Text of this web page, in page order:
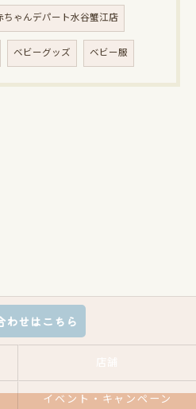
ちゃんデパート水谷蟹江店
ベビーグッズ ベビー服
わせはこちら
イベント・キャンペーン